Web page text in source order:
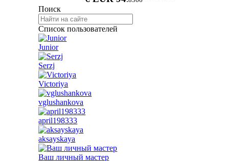
Поиск
Список пользователей
Junior
Serzj
Victoriya
vglushankova
april198333
aksayskaya
Ваш личный мастер